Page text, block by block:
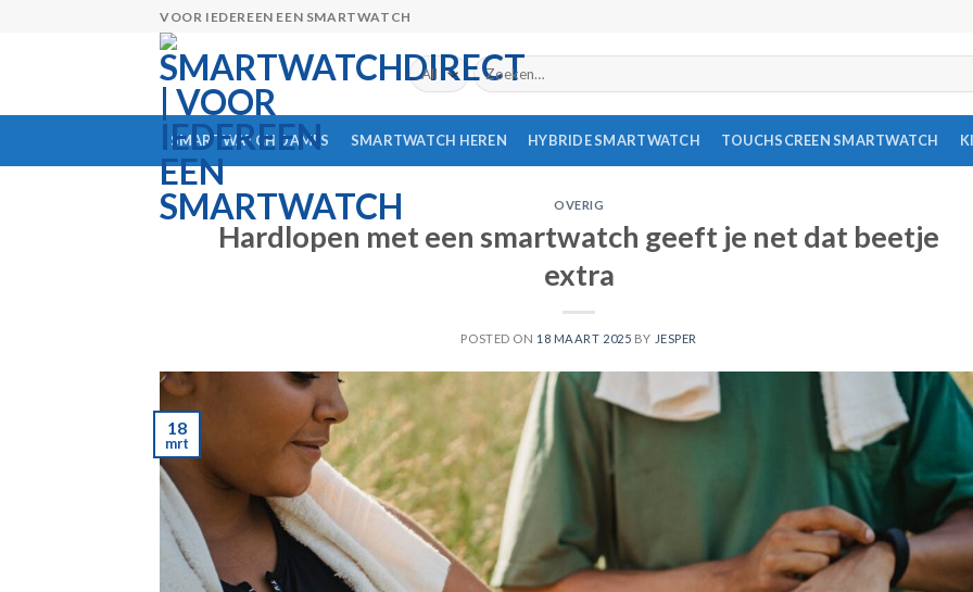
VOOR IEDEREEN EEN SMARTWATCH
Zoeken
naar:
SMARTWATCH DAMES SMARTWATCH HEREN HYBRIDE SMARTWATCH TOUCHSCREEN SMARTWATCH
OVERIG
Hardlopen met een smartwatch geeft je net dat beetje
extra
POSTED ON 18 MAART 2025 BY JESPER
18
mrt